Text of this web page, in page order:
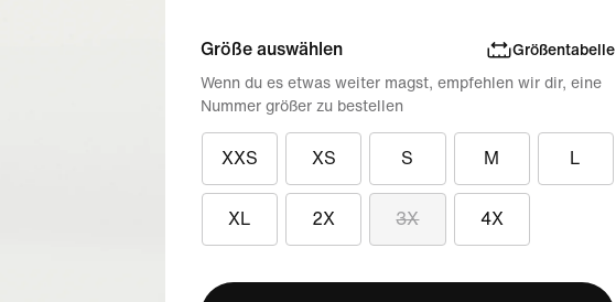
Größe auswählen Größentabelle
XXS XS S M L
XL 2X 3X 4X
Wenn du es etwas weiter magst, empfehlen wir dir, eine
Nummer größer zu bestellen